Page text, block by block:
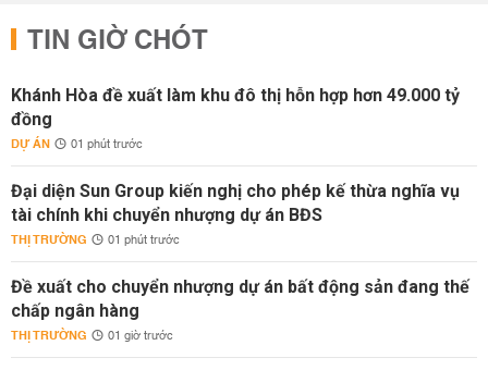
TIN GIỜ CHÓT
Khánh Hòa đề xuất làm khu đô thị hỗn hợp hơn 49.000 tỷ
đồng
DỰ ÁN 01 phút trước
Đại diện Sun Group kiến nghị cho phép kế thừa nghĩa vụ
tài chính khi chuyển nhượng dự án BĐS
THỊ TRƯỜNG 01 phút trước
Đề xuất cho chuyển nhượng dự án bất động sản đang thế
chấp ngân hàng
THỊ TRƯỜNG 01 giờ trước